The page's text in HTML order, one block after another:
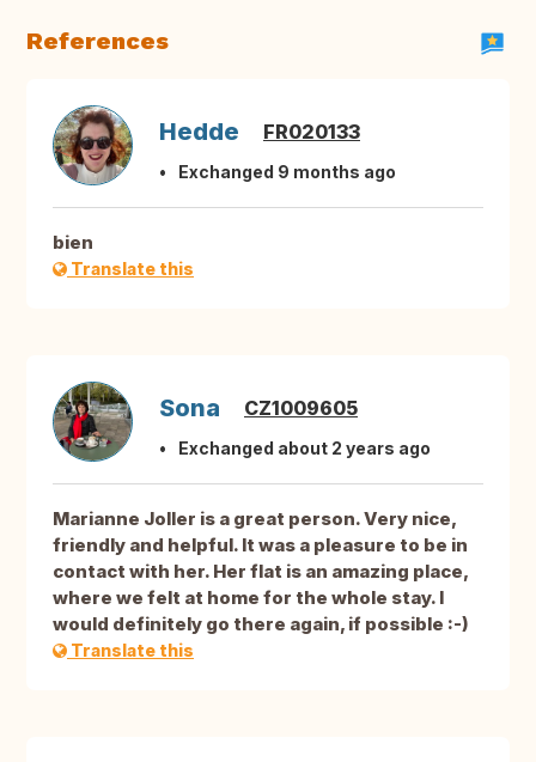
References
Hedde FR020133
Exchanged 9 months ago
bien
Translate this
Sona CZ1009605
Exchanged about 2 years ago
Marianne Joller is a great person. Very nice,
friendly and helpful. It was a pleasure to be in
contact with her. Her flat is an amazing place,
where we felt at home for the whole stay. I
would definitely go there again, if possible :-)
Translate this